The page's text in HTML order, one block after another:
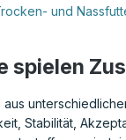
und
spielen
Stabilität,